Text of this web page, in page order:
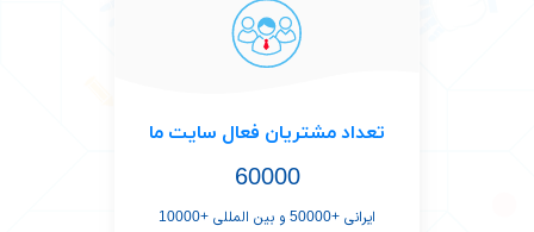
تعداد مشتریان فعال سایت ما
60000
ایرانی +50000 و بین المللی +10000